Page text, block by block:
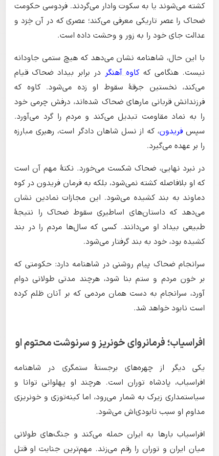
کشته می‌شوند یا به سکوت وادار می‌گردند. فردوسی حکومت
ضحاک را عصر تاریکی معرفی می‌کند؛ عصری که در آن خِرَد و
عدالت جای خود را به زور و وحشت داده است.
با این حال، شاهنامه نشان می‌دهد که هیچ ستمی جاودانه
نیست. هنگامی کهکاوه آهنگردر برابر بیداد ضحاک قیام
می‌کند، نخستین جرقهٔ سقوط او زده می‌شود. کاوه که
فرزندانش قربانی مارهای ضحاک شده‌اند، درفش چرمی خود
را به نماد مقاومت تبدیل می‌کند و مردم را گرد می‌آورد.
سپسفریدون، که از نسل شاهان دادگر است، رهبری مبارزه
را بر عهده می‌گیرد.
در نبرد نهایی، ضحاک شکست می‌خورد. نکتهٔ مهم آن است
که او بلافاصله کشته نمی‌شود، بلکه به فرمان فریدون در کوه
دماوند به بند کشیده می‌شود. این مجازات نمادین نشان
می‌دهد که داستان‌های اساطیری سقوط ضحاک را نتیجهٔ
طبیعی بیداد او می‌دانند. کسی که سال‌ها مردم را در بند
کشیده بود، خود به بند گرفتار می‌شود.
سرانجام ضحاک پیام روشنی در شاهنامه دارد: حکومتی که
بر خون مردم و ستم بنا شود، هرچند مدتی طولانی دوام
آورد، سرانجام به دست همان مردمی که بر آنان ظلم کرده
است نابود خواهد شد.
افراسیاب؛ فرمانروای خونریز و سرنوشت محتوم او
یکی دیگر از چهره‌های برجستهٔ ستمگری در شاهنامه
افراسیاب، پادشاه توران است. هرچند او پهلوانی توانا و
سیاستمداری زیرک به شمار می‌رود، اما کینه‌توزی و خونریزی
مداوم او سبب نابودی‌اش می‌شود.
افراسیاب بارها به ایران حمله می‌کند و جنگ‌های طولانی
میان ایران و توران را رقم می‌زند. مهم‌ترین جنایت او قتل